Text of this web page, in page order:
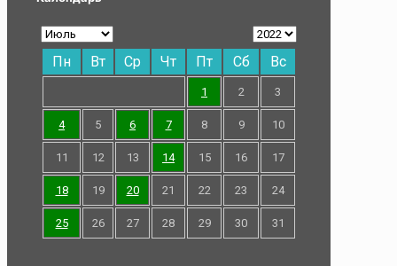
Пн Вт Ср Чт Пт Сб Вс
1 2 3
4 5 6 7 8 9 10
11 12 13 14 15 16 17
18 19 20 21 22 23 24
25 26 27 28 29 30 31